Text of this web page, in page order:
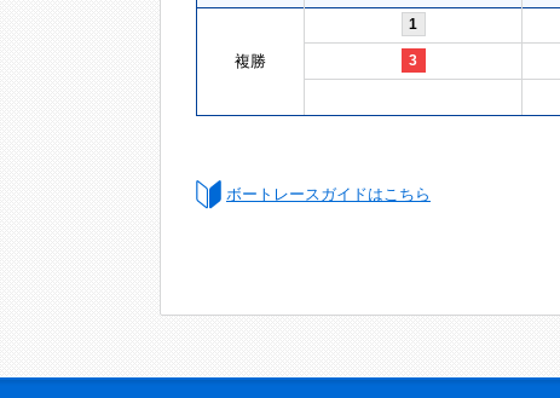
複勝
1
3
ボートレースガイドはこちら